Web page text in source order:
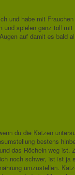
und habe mit
und spielen ganz toll
auf damit es bald
du die Katzen
bestens
das Röcheln weg ist.
noch schwer, ist ist ja
umzustellen.